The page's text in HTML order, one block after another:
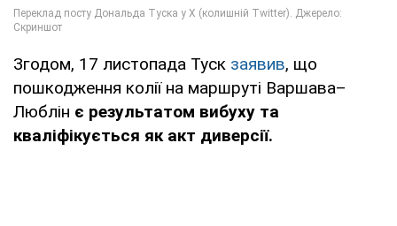
Згодом, 17 листопада Туск заявив, що
пошкодження колії на маршруті Варшава–
Люблін є результатом вибуху та
кваліфікується як акт диверсії.